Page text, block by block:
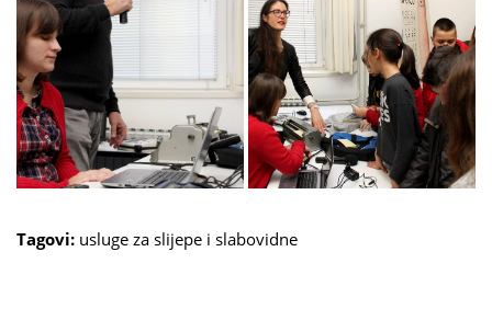
Tagovi: usluge za slijepe i slabovidne